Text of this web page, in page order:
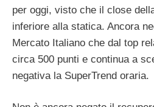
per oggi, visto che il close
inferiore alla statica. Ancora
Mercato Italiano che dal top
circa 500 punti e continua a
negativa la SuperTrend oraria.